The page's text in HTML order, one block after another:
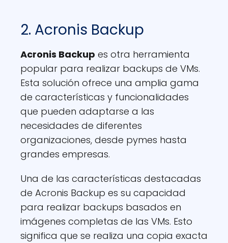
2. Acronis Backup
Acronis Backup es otra herramienta
popular para realizar backups de VMs.
Esta solución ofrece una amplia gama
de características y funcionalidades
que pueden adaptarse a las
necesidades de diferentes
organizaciones, desde pymes hasta
grandes empresas.
Una de las características destacadas
de Acronis Backup es su capacidad
para realizar backups basados en
imágenes completas de las VMs. Esto
significa que se realiza una copia exacta